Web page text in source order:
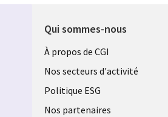
Qui sommes-nous
Useful
links
FRANCE
À propos de CGI
Nos secteurs d'activité
Politique ESG
Nos partenaires